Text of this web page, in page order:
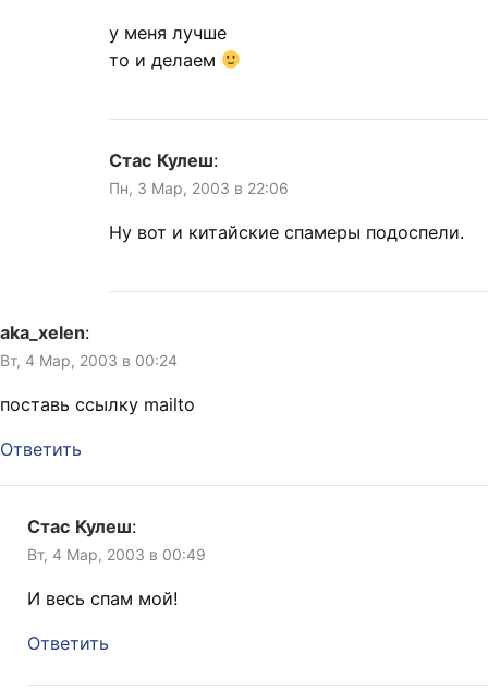
у меня лучше
то и делаем
Стас Кулеш:
Пн, 3 Мар, 2003 в 22:06
Ну вот и китайские спамеры подоспели.
aka_xelen:
Вт, 4 Мар, 2003 в 00:24
поставь ссылку mailto
Ответить
Стас Кулеш:
Вт, 4 Мар, 2003 в 00:49
И весь спам мой!
Ответить